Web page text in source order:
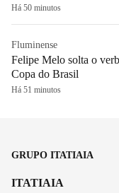
Há 50 minutos
Fluminense
Felipe Melo solta o
Copa do Brasil
Há 51 minutos
GRUPO ITATIAIA
ITATIAIA